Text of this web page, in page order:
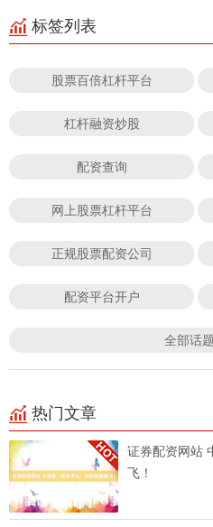
标签列表
股票百倍杠杆平台
杠杆融资炒股
配资查询
网上股票杠杆平台
正规股票配资公司
配资平台开户
全部话
热门文章
证券配资网站
飞！